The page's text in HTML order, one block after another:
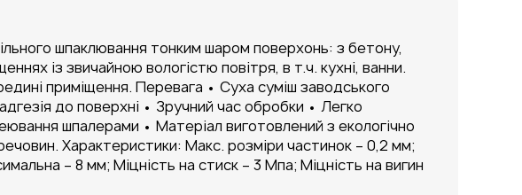
шпаклювання тонким шаром поверхонь: з бетону,
із звичайною вологістю повітря, в т.ч. кухні, ванни.
приміщення. Перевага • Суха суміш заводського
до поверхні • Зручний час обробки • Легко
шпалерами • Матеріал виготовлений з екологічно
Характеристики: Макс. розміри частинок – 0,2 мм;
– 8 мм; Міцність на стиск – 3 Мпа; Міцність на вигин